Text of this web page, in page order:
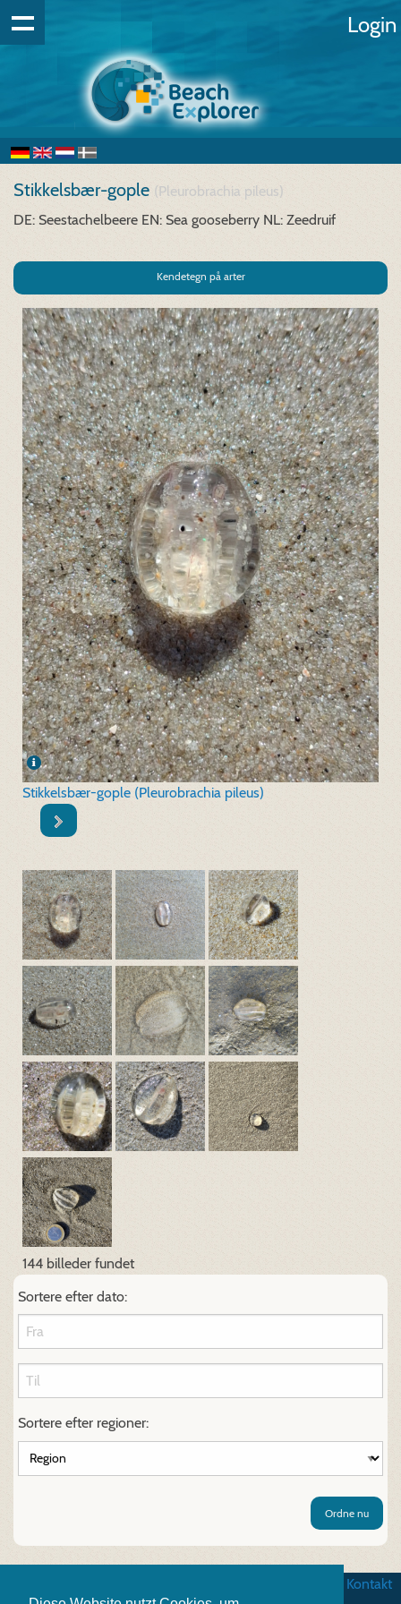
Login
Stikkelsbær-gople (Pleurobrachia pileus)
DE: Seestachelbeere EN: Sea gooseberry NL: Zeedruif
Kendetegn på arter
Stikkelsbær-gople (Pleurobrachia pileus)
144 billeder fundet
Sortere efter dato:
Sortere efter regioner:
Ordne nu
Kontakt